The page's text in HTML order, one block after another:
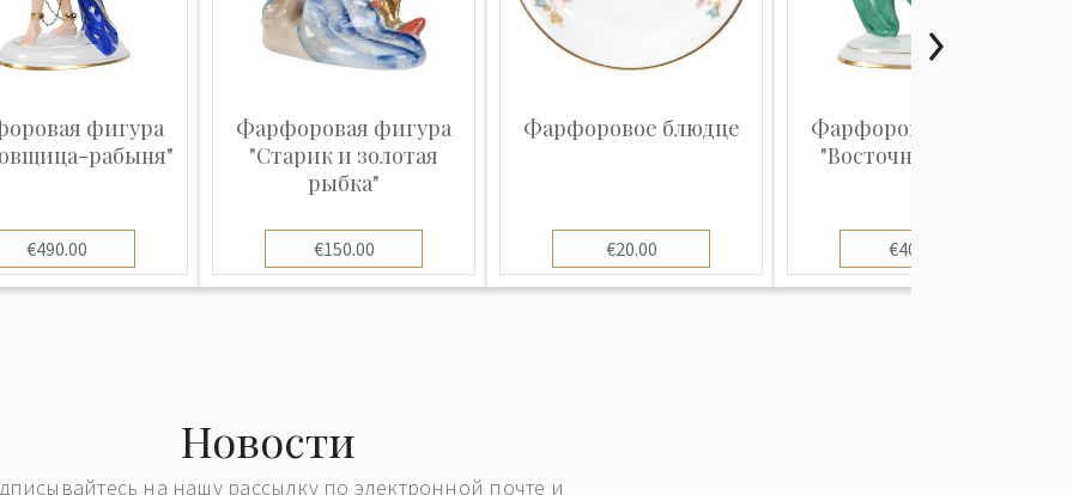
с красками они
изделия
и
пейзаж на
русской
сложнейшей
и кристаллических
фигура
рабыня"
€490.00
Фарфоровая фигура
"Старик и золотая
рыбка"
€150.00
Фарфоровое блюдце
€20.00
Фарфоровая фигура
"Восточный танец"
€400.00
Новости
на нашу рассылку по электронной почте и